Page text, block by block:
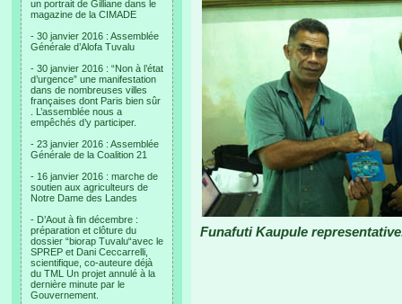
un portrait de Gilliane dans le
magazine de la CIMADE
- 30 janvier 2016 : Assemblée
Générale d’Alofa Tuvalu
- 30 janvier 2016 : “Non à l’état
d’urgence” une manifestation
dans de nombreuses villes
françaises dont Paris bien sûr
. L’assemblée nous a
empêchés d’y participer.
- 23 janvier 2016 : Assemblée
Générale de la Coalition 21
- 16 janvier 2016 : marche de
soutien aux agriculteurs de
Notre Dame des Landes
- D’Aout à fin décembre :
préparation et clôture du
dossier “biorap Tuvalu“avec le
SPREP et Dani Ceccarrelli,
scientifique, co-auteure déjà
du TML Un projet annulé à la
dernière minute par le
Gouvernement.
Funafuti Kaupule